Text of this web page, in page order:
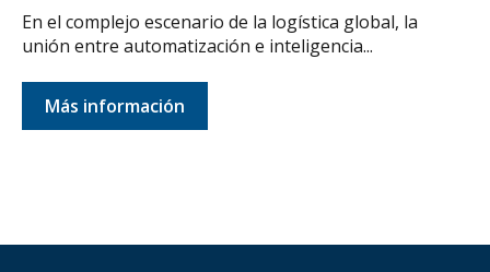
En el complejo escenario de la logística global, la
unión entre automatización e inteligencia...
Más información